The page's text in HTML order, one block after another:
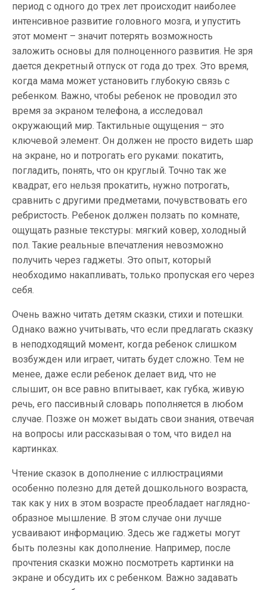
период с одного до трех лет происходит наиболее
интенсивное развитие головного мозга, и упустить
этот момент – значит потерять возможность
заложить основы для полноценного развития. Не зря
дается декретный отпуск от года до трех. Это время,
когда мама может установить глубокую связь с
ребенком. Важно, чтобы ребенок не проводил это
время за экраном телефона, а исследовал
окружающий мир. Тактильные ощущения – это
ключевой элемент. Он должен не просто видеть шар
на экране, но и потрогать его руками: покатить,
погладить, понять, что он круглый. Точно так же
квадрат, его нельзя прокатить, нужно потрогать,
сравнить с другими предметами, почувствовать его
ребристость. Ребенок должен ползать по комнате,
ощущать разные текстуры: мягкий ковер, холодный
пол. Такие реальные впечатления невозможно
получить через гаджеты. Это опыт, который
необходимо накапливать, только пропуская его через
себя.
Очень важно читать детям сказки, стихи и потешки.
Однако важно учитывать, что если предлагать сказку
в неподходящий момент, когда ребенок слишком
возбужден или играет, читать будет сложно. Тем не
менее, даже если ребенок делает вид, что не
слышит, он все равно впитывает, как губка, живую
речь, его пассивный словарь пополняется в любом
случае. Позже он может выдать свои знания, отвечая
на вопросы или рассказывая о том, что видел на
картинках.
Чтение сказок в дополнение с иллюстрациями
особенно полезно для детей дошкольного возраста,
так как у них в этом возрасте преобладает наглядно-
образное мышление. В этом случае они лучше
усваивают информацию. Здесь же гаджеты могут
быть полезны как дополнение. Например, после
прочтения сказки можно посмотреть картинки на
экране и обсудить их с ребенком. Важно задавать